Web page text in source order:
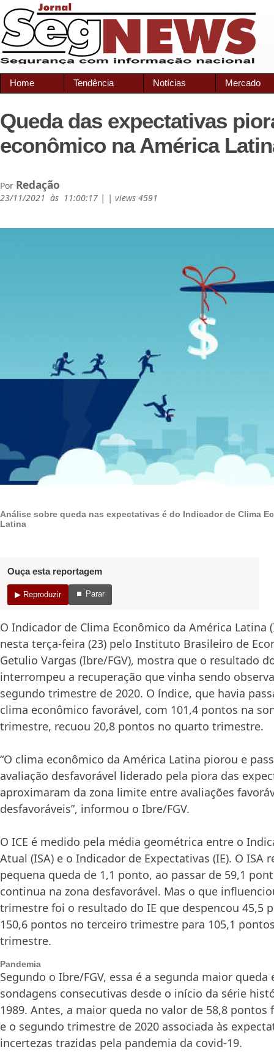
Home Tendência Notícias Mercado
Queda das expectativas
econômico na América
Por Redação
23/11/2021 às 11:00:17 | | views 4591
Análise sobre queda nas expectativas é do Indicador de Clima
Latina
Ouça esta reportagem
▶ Reproduzir ⏹ Parar
O Indicador de Clima Econômico da América Latina
nesta terça-feira (23) pelo Instituto Brasileiro de
Getulio Vargas (Ibre/FGV), mostra que o resultado
interrompeu a recuperação que vinha sendo
segundo trimestre de 2020. O índice, que havia
clima econômico favorável, com 101,4 pontos na
trimestre, recuou 20,8 pontos no quarto trimestre.
“O clima econômico da América Latina piorou e
avaliação desfavorável liderado pela piora das
aproximaram da zona limite entre avaliações
desfavoráveis”, informou o Ibre/FGV.
O ICE é medido pela média geométrica entre o
Atual (ISA) e o Indicador de Expectativas (IE). O ISA
pequena queda de 1,1 ponto, ao passar de 59,1
continua na zona desfavorável. Mas o que
trimestre foi o resultado do IE que despencou 45,5
150,6 pontos no terceiro trimestre para 105,1
trimestre.
Pandemia
Segundo o Ibre/FGV, essa é a segunda maior queda
sondagens consecutivas desde o início da série
1989. Antes, a maior queda no valor de 58,8
e o segundo trimestre de 2020 associada às
incertezas trazidas pela pandemia da covid-19.